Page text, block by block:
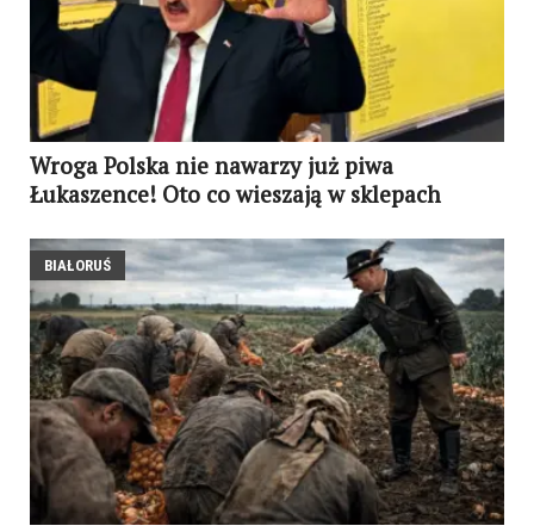
Wroga Polska nie nawarzy już piwa
Łukaszence! Oto co wieszają w sklepach
BIAŁORUŚ